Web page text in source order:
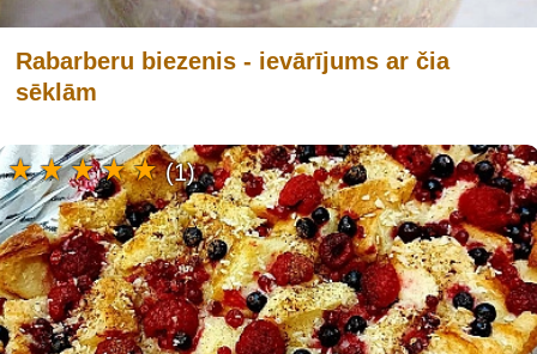
Rabarberu biezenis - ievārījums ar čia
sēklām
(1)